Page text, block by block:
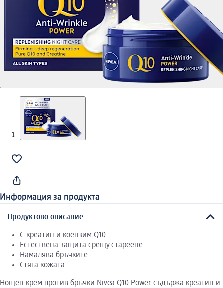
Информация за продукта
Продуктово описание
С креатин и коензим Q10
Естествена защита срещу стареене
Намалява бръчките
Стяга кожата
Нощен крем против бръчки Nivea Q10 Power съдържа креатин и